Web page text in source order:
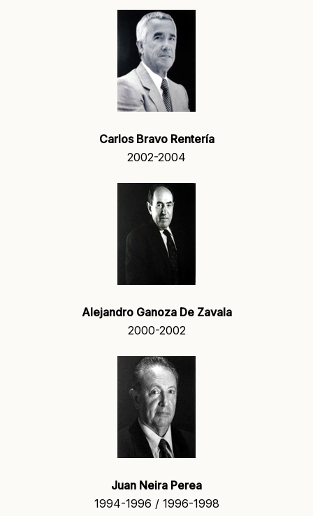
Carlos Bravo Rentería
2002-2004
Alejandro Ganoza De Zavala
2000-2002
Juan Neira Perea
1994-1996 / 1996-1998